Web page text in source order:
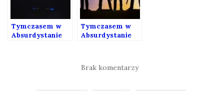
Tymczasem w
Absurdystanie
Tymczasem w
Absurdystanie
Brak komentarzy